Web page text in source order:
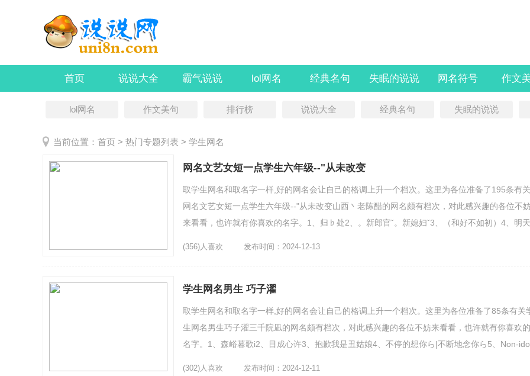
首页 说说大全 霸气说说 lol网名 经典名句 失眠的说说 网名符号 作文
lol网名 作文美句 排行榜 说说大全 经典名句 失眠的说说
当前位置： 首页 > 热门专题列表 > 学生网名
网名文艺女短一点学生六年级--"从未改变
取学生网名和取名字一样,好的网名会让自己的格调上升一个档次。这里为各位准备了195条有关
网名文艺女短一点学生六年级--"从未改变山西丶老陈醋的网名颇有档次，对此感兴趣的各位不
来看看，也许就有你喜欢的名字。1、归♭处2、。新郎官ˇ。新媳妇ˇ3、（和好不如初）4、明天
(356)人喜欢 发布时间：2024-12-13
学生网名男生 巧子濯
取学生网名和取名字一样,好的网名会让自己的格调上升一个档次。这里为各位准备了85条有关
生网名男生巧子濯三千院凪的网名颇有档次，对此感兴趣的各位不妨来看看，也许就有你喜欢的
名字。1、森峪暮歌i2、目成心许3、抱歉我是丑姑娘4、不停的想你ら|不断地念你ら5、Non-
(302)人喜欢 发布时间：2024-12-11